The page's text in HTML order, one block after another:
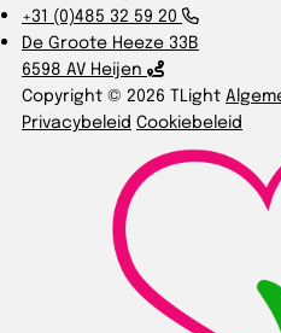
+31 (0)485 32 59 20
De Groote Heeze 33B
6598 AV Heijen
Copyright © 2026 TLight
Privacybeleid Cookiebeleid